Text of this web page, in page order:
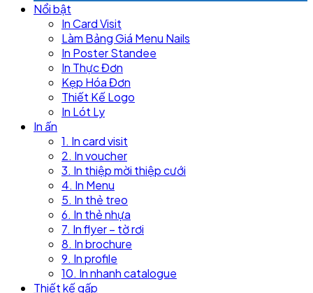
Nổi bật
In Card Visit
Làm Bảng Giá Menu Nails
In Poster Standee
In Thực Đơn
Kẹp Hóa Đơn
Thiết Kế Logo
In Lót Ly
In ấn
1. In card visit
2. In voucher
3. In thiệp mời thiệp cưới
4. In Menu
5. In thẻ treo
6. In thẻ nhựa
7. In flyer – tờ rơi
8. In brochure
9. In profile
10. In nhanh catalogue
Thiết kế gấp